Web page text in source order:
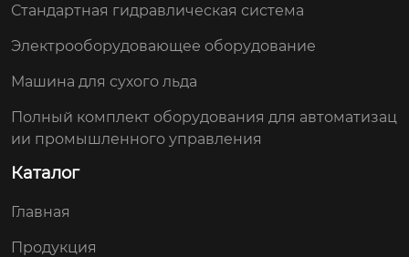
Стандартная гидравлическая система
Электрооборудовающее оборудование
Машина для сухого льда
Полный комплект оборудования для автоматизац
ии промышленного управления
Каталог
Главная
Продукция